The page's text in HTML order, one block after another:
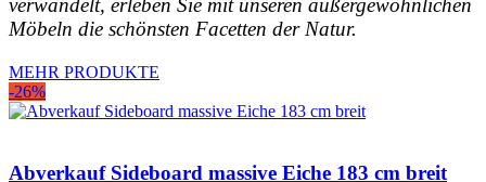
verwandelt, erleben Sie mit unseren außergewöhnlichen
Möbeln die schönsten Facetten der Natur.
MEHR PRODUKTE
-26%
Abverkauf Sideboard massive Eiche 183 cm breit